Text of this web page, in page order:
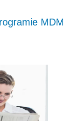
MDM